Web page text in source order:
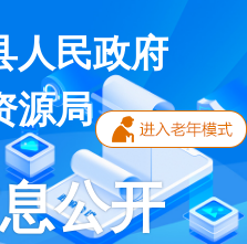
人民政府
源局
公开